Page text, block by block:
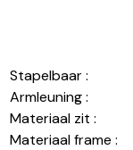
Stapelbaar :
Armleuning :
Materiaal zit :
Materiaal frame :